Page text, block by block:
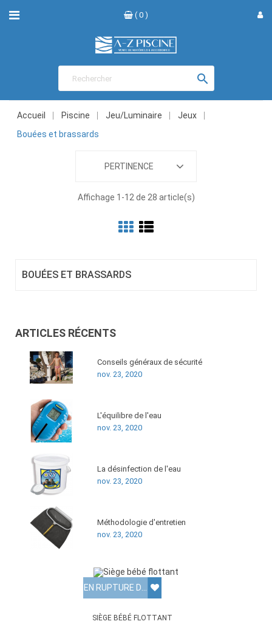
( 0 )

Accueil Piscine Jeu/Luminaire
Jeux
Bouées et brassards
PERTINENCE
Affichage 1-12 de 28 article(s)
BOUÉES ET BRASSARDS
ARTICLES RÉCENTS
Conseils généraux de sécurité
nov. 23, 2020
L'équilibre de l'eau
nov. 23, 2020
La désinfection de l'eau
nov. 23, 2020
Méthodologie d'entretien
nov. 23, 2020
EN RUPTURE DE STOCK
SIÈGE BÉBÉ FLOTTANT